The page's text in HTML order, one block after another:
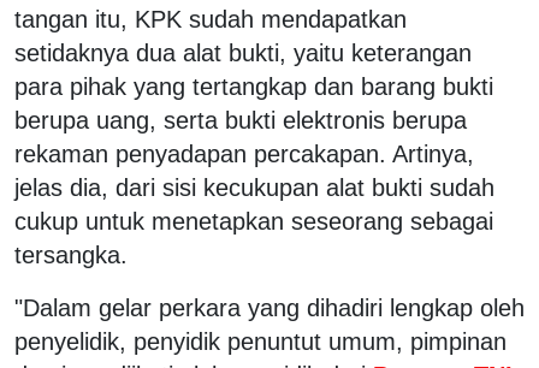
tangan itu, KPK sudah mendapatkan
setidaknya dua alat bukti, yaitu keterangan
para pihak yang tertangkap dan barang bukti
berupa uang, serta bukti elektronis berupa
rekaman penyadapan percakapan. Artinya,
jelas dia, dari sisi kecukupan alat bukti sudah
cukup untuk menetapkan seseorang sebagai
tersangka.
"Dalam gelar perkara yang dihadiri lengkap oleh
penyelidik, penyidik penuntut umum, pimpinan